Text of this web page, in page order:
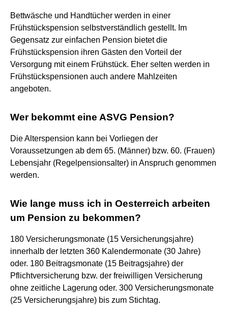
Bettwäsche und Handtücher werden in einer
Frühstückspension selbstverständlich gestellt. Im
Gegensatz zur einfachen Pension bietet die
Frühstückspension ihren Gästen den Vorteil der
Versorgung mit einem Frühstück. Eher selten werden in
Frühstückspensionen auch andere Mahlzeiten
angeboten.
Wer bekommt eine ASVG Pension?
Die Alterspension kann bei Vorliegen der
Voraussetzungen ab dem 65. (Männer) bzw. 60. (Frauen)
Lebensjahr (Regelpensionsalter) in Anspruch genommen
werden.
Wie lange muss ich in Oesterreich arbeiten
um Pension zu bekommen?
180 Versicherungsmonate (15 Versicherungsjahre)
innerhalb der letzten 360 Kalendermonate (30 Jahre)
oder. 180 Beitragsmonate (15 Beitragsjahre) der
Pflichtversicherung bzw. der freiwilligen Versicherung
ohne zeitliche Lagerung oder. 300 Versicherungsmonate
(25 Versicherungsjahre) bis zum Stichtag.